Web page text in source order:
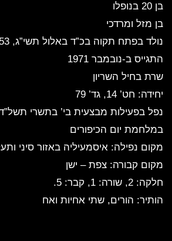
בן 20 בנופלו
בן מזל ומרדכי
נולד בפתח תקוה בכ”ד באלול תשי”ג, 4/9/1953
התגייס ב-נובמבר 1971
שרת בחיל השריון
יחידה: חט’ 14, גד’ 79
נפל בפעילות מבצעית בי’ בתשרי תשל”ד, 6/10/
במלחמת יום הכיפורים
מקום נפילה: איסמעיליה באזור סיני
מקום קבורה: צפת – ישן
חלקה: 2, שורה: 1, קבר: 5.
הותיר: הורים, שתי אחיות ואח